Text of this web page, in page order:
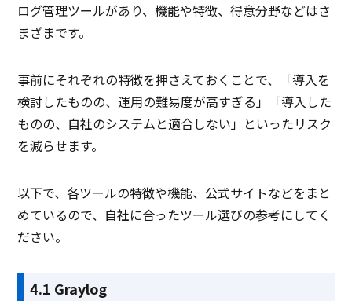
ログ管理ツールがあり、機能や特徴、得意分野などはさ
まざまです。
事前にそれぞれの特徴を押さえておくことで、「導入を
検討したものの、運用の難易度が高すぎる」「導入した
ものの、自社のシステムと適合しない」といったリスク
を減らせます。
以下で、各ツールの特徴や機能、公式サイトなどをまと
めているので、自社に合ったツール選びの参考にしてく
ださい。
4.1 Graylog